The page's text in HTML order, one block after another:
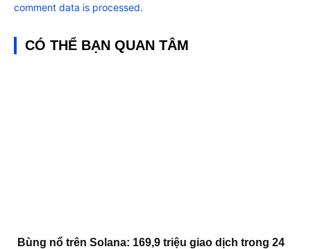
comment data is processed.
CÓ THỂ BẠN QUAN TÂM
Bùng nổ trên Solana: 169,9 triệu giao dịch trong 24